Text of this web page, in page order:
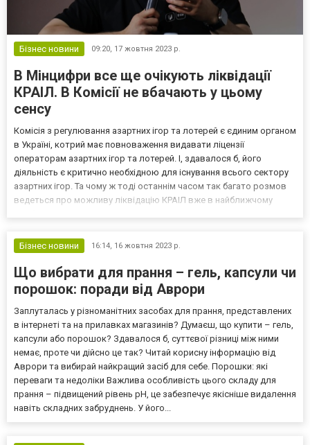
Бізнес новини 09:20, 17 жовтня 2023 р.
В Мінцифри все ще очікують ліквідації
КРАІЛ. В Комісії не вбачають у цьому
сенсу
Комісія з регулювання азартних ігор та лотерей є єдиним органом
в Україні, котрий має повноваження видавати ліцензії
операторам азартних ігор та лотерей. І, здавалося б, його
діяльність є критично необхідною для існування всього сектору
азартних ігор. Та чому ж тоді останнім часом так багато розмов
ведеться про можливу ліквідацію КРАІЛ вже в найближчому
Бізнес новини
16:14, 16 жовтня 2023 р.
Що вибрати для прання – гель, капсули чи
порошок: поради від Аврори
Заплуталась у різноманітних засобах для прання, представлених
в інтернеті та на прилавках магазинів? Думаєш, що купити – гель,
капсули або порошок? Здавалося б, суттєвої різниці між ними
немає, проте чи дійсно це так? Читай корисну інформацію від
Аврори та вибирай найкращий засіб для себе. Порошки: які
переваги та недоліки Важлива особливість цього складу для
прання – підвищений рівень рН, це забезпечує якісніше видалення
навіть складних забруднень. У його...